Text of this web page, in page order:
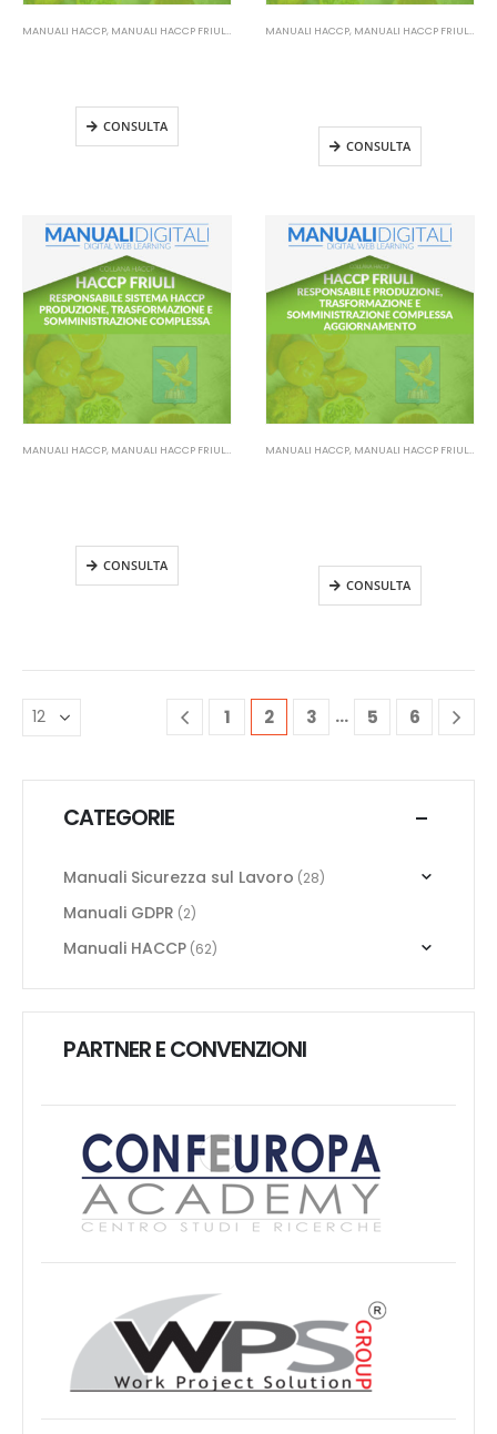
MANUALI HACCP, MANUALI HACCP FRIULI VENEZIA GIULIA
CONSULTA
MANUALI HACCP, MANUALI HACCP FRIULI VENEZIA GIULIA
CONSULTA
MANUALI HACCP, MANUALI HACCP FRIULI VENEZIA GIULIA
CONSULTA
MANUALI HACCP, MANUALI HACCP FRIULI VENEZIA GIULIA
CONSULTA
1 2 3 … 5 6
CATEGORIE
Manuali Sicurezza sul Lavoro (28)
Manuali GDPR (2)
Manuali HACCP (62)
PARTNER E CONVENZIONI